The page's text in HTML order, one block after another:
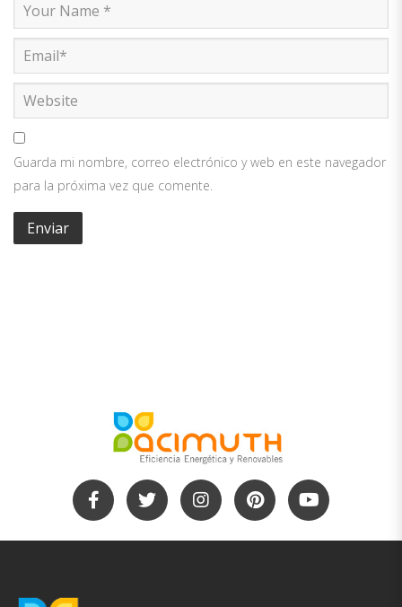
Guarda mi nombre, correo electrónico y web en este navegador
para la próxima vez que comente.